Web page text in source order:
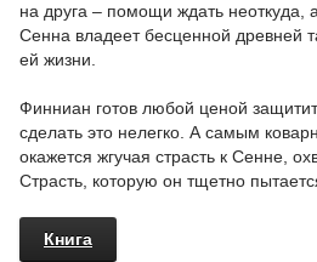
на друга – помощи ждать неоткуда,
Сенна владеет бесценной древней
ей жизни.
Финниан готов любой ценой
сделать это нелегко. А самым
окажется жгучая страсть к Сенне,
Страсть, которую он тщетно
Книга